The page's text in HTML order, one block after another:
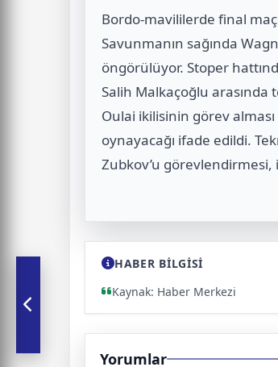
Bordo-mavililerde final
Savunmanın sağında
öngörülüyor. Stoper
Salih Malkaçoğlu arasında
Oulai ikilisinin görev
oynayacağı ifade edildi.
Zubkov’u görevlendirmesi,
HABER BİLGİSİ
Kaynak: Haber Merkezi
Yorumlar